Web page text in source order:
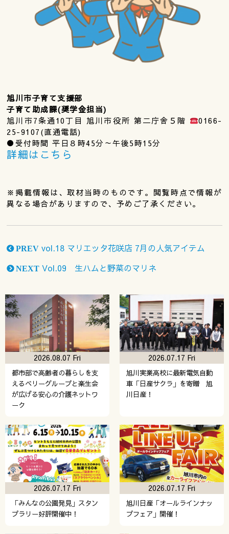
旭川市子育て支援部
子育て助成課(奨学金担当)
旭川市7条通10丁目 旭川市役所 第二庁舎５階
0166-
25-9107(直通電話)
●受付時間 平日８時45分～午後5時15分
詳細はこちら
※掲載情報は、取材当時のものです。閲覧時点で情報が
異なる場合がありますので、予めご了承ください。
PREV vol.18 マリエッタ花咲店 7月の人気アイテム
NEXT Vol.09 生ハムと野菜のマリネ
都市部で高齢者の暮らしを支
えるベリーグループと楽生会
が広げる安心の介護ネットワ
ーク
2026.08.07 Fri
旭川実業高校に最新電気自動
車「日産サクラ」を寄贈 旭
川日産！
2026.07.17 Fri
「みんなの公園発見」スタン
プラリー好評開催中！
2026.07.17 Fri
旭川日産「オールラインナッ
プフェア」開催！
2026.07.17 Fri